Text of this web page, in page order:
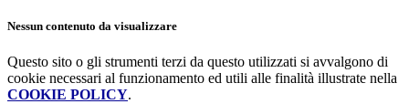
Nessun contenuto da visualizzare
Questo sito o gli strumenti terzi da questo utilizzati si avvalgono di
cookie necessari al funzionamento ed utili alle finalità illustrate nella
COOKIE POLICY.